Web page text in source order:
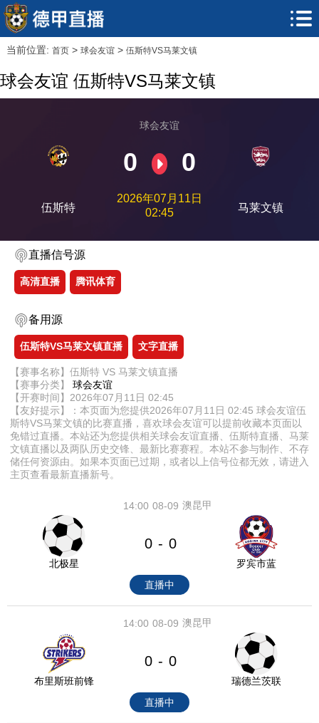
当前位置: 首页> 球会友谊> 伍斯特VS马莱文镇
球会友谊 伍斯特VS马莱文镇
伍斯特
球会友谊
0 0
2026年07月11日
02:45
马莱文镇
直播信号源
高清直播 腾讯体育
备用源
伍斯特VS马莱文镇直播 文字直播
【赛事名称】伍斯特 VS 马莱文镇直播
【赛事分类】 球会友谊
【开赛时间】2026年07月11日 02:45
【友好提示】：本页面为您提供2026年07月11日 02:45 球会友谊伍
斯特VS马莱文镇的比赛直播，喜欢球会友谊可以提前收藏本页面以
免错过直播。本站还为您提供相关球会友谊直播、伍斯特直播、马莱
文镇直播以及两队历史交锋、最新比赛赛程。本站不参与制作、不存
储任何资源由。如果本页面已过期，或者以上信号位都无效，请进入
主页查看最新直播新号。
08-09
14:00 澳昆甲
北极星
0 - 0
罗宾市蓝
直播中
08-09
14:00 澳昆甲
布里斯班前锋
0 - 0
瑞德兰茨联
直播中